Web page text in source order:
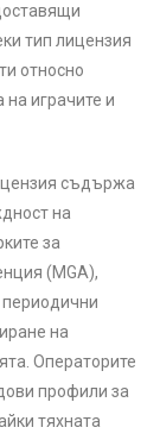
тип лицензия
относно
играчите и
съдържа
на
за
(MGA),
периодични
на
Операторите
профили за
тяхната